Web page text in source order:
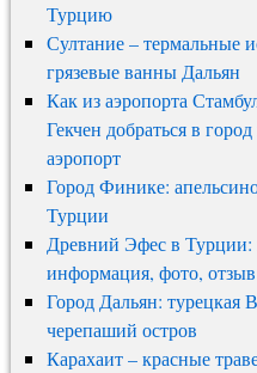
Турцию
Султание – термальные
грязевые ванны Дальян
Как из аэропорта
Гекчен добраться в
аэропорт
Город Финике:
Турции
Древний Эфес в Турции:
информация, фото, отзыв
Город Дальян: турецкая
черепаший остров
Карахаит – красные